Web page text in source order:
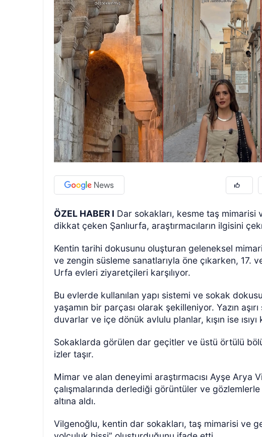
ÖZEL HABER I Dar sokakları, kesme taş mimarisi
dikkat çeken Şanlıurfa, araştırmacıların ilgisini
Kentin tarihi dokusunu oluşturan geleneksel
ve zengin süsleme sanatlarıyla öne çıkarken, 17.
Urfa evleri ziyaretçileri karşılıyor.
Bu evlerde kullanılan yapı sistemi ve sokak
yaşamın bir parçası olarak şekilleniyor. Yazın
duvarlar ve içe dönük avlulu planlar, kışın ise
Sokaklarda görülen dar geçitler ve üstü örtülü
izler taşır.
Mimar ve alan deneyimi araştırmacısı Ayşe Arya
çalışmalarında derlediği görüntüler ve gözlemlerle
altına aldı.
Vilgenoğlu, kentin dar sokakları, taş mimarisi ve